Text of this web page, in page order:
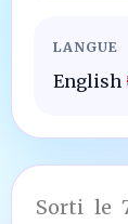
LANGUE
English
Sorti le